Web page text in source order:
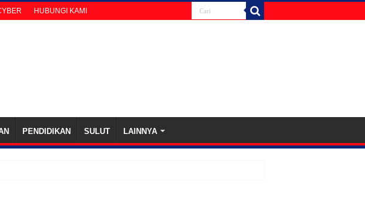
HUBUNGI KAMI
PENDIDIKAN SULUT LAINNYA